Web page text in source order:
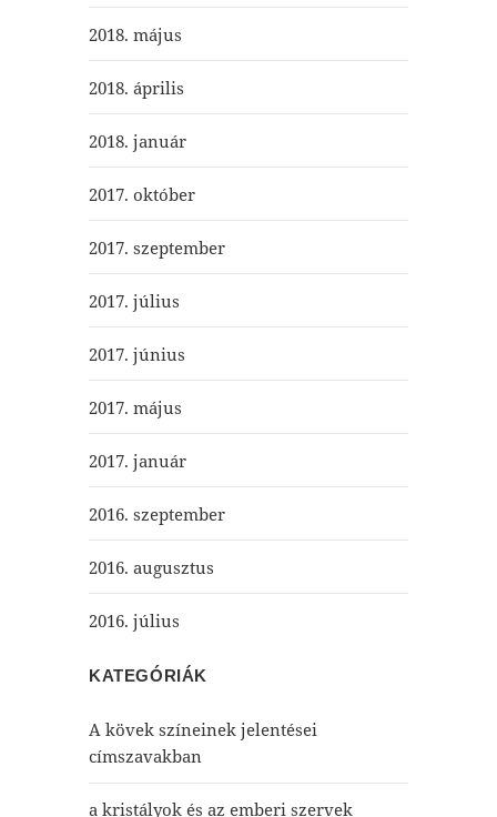
2018. május
2018. április
2018. január
2017. október
2017. szeptember
2017. július
2017. június
2017. május
2017. január
2016. szeptember
2016. augusztus
2016. július
KATEGÓRIÁK
A kövek színeinek jelentései
címszavakban
a kristályok és az emberi szervek